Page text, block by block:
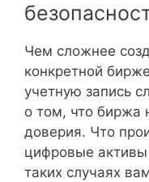
Чем сложнее
конкретной
учетную запись
о том, что биржа
доверия. Что
цифровые активы
таких случаях